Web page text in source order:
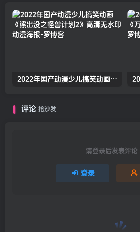
2022年国产动漫少儿搞笑动画《熊出没之怪兽计划2》高清无水印动漫海报
评论 抢沙发
请登录后发表评论
登录